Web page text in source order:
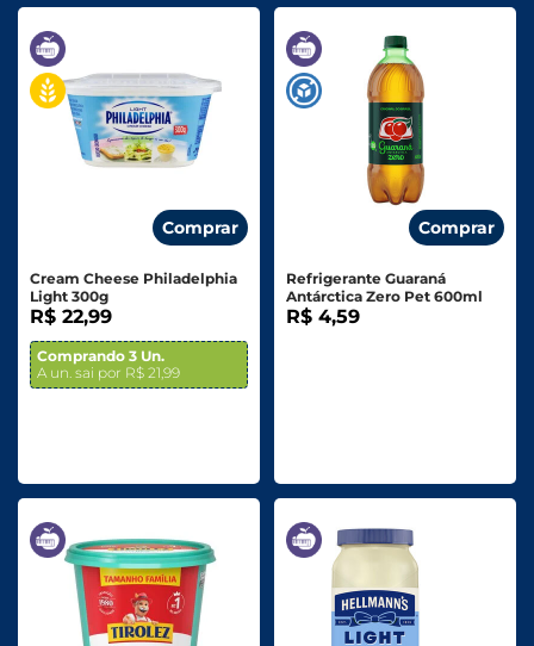
Comprar
Cream Cheese Philadelphia
Light 300g
R$ 22,99
Comprando 3 Un.
A un. sai por R$ 21,99
Comprar
Refrigerante Guaraná
Antárctica Zero Pet 600ml
R$ 4,59